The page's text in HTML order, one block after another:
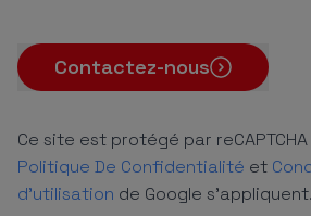
Contactez-nous
Ce site est protégé par
Politique De Confidentialité et
d'utilisation de Google s'appliquent.